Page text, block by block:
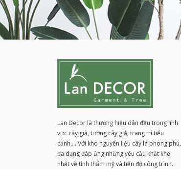
Lan Decor là thương hiệu dẫn đầu trong lĩnh
vực cây giả, tường cây giả, trang trí tiểu
cảnh,... Với kho nguyên liệu cây lá phong phú,
đa dạng đáp ứng những yêu cầu khắt khe
nhất về tính thẩm mỹ và tiến độ công trình.